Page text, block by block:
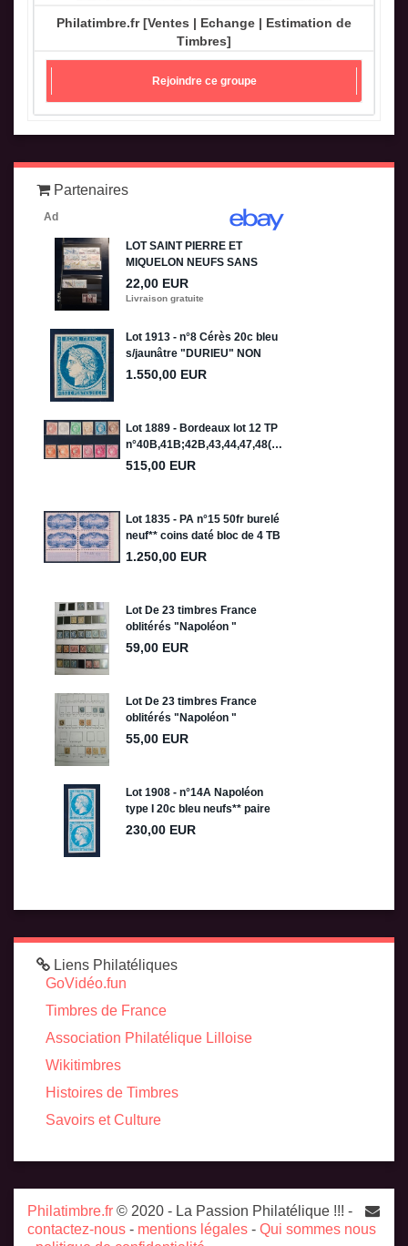
Philatimbre.fr [Ventes | Echange | Estimation de
Timbres]
Rejoindre ce groupe
Partenaires
Liens Philatéliques
GoVidéo.fun
Timbres de France
Association Philatélique Lilloise
Wikitimbres
Histoires de Timbres
Savoirs et Culture
Philatimbre.fr © 2020 - La Passion Philatélique !!! -
contactez-nous - mentions légales - Qui sommes nous